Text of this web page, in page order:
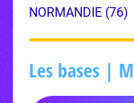
NORMANDIE (76)
Les bases |